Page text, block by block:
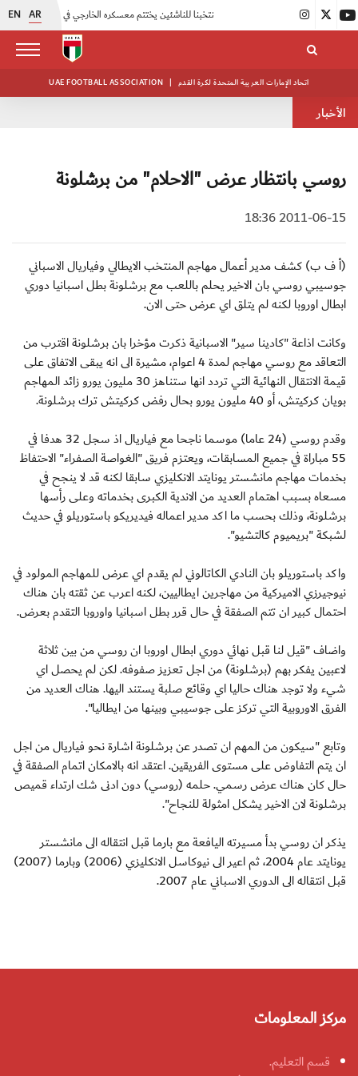
EN AR
اتحاد الكرة يُنظم ورشة عمل للمراقبين المعتمدين |
UAE FOOTBALL ASSOCIATION | اتحاد الإمارات العربية المتحدة لكرة القدم
الأخبار
روسي بانتظار عرض "الاحلام" من برشلونة
2011-06-15 18:36
(أ ف ب) كشف مدير أعمال مهاجم المنتخب الايطالي وفياريال الاسباني
جوسيبي روسي بان الاخير يحلم باللعب مع برشلونة بطل اسبانيا دوري
ابطال اوروبا لكنه لم يتلق اي عرض حتى الان.
وكانت اذاعة "كادينا سير" الاسبانية ذكرت مؤخرا بان برشلونة اقترب من
التعاقد مع روسي مهاجم لمدة 4 اعوام، مشيرة الى انه يبقى الاتفاق على
قيمة الانتقال النهائية التي تردد انها ستناهز 30 مليون يورو زائد المهاجم
بويان كركيتش، أو 40 مليون يورو بحال رفض كركيتش ترك برشلونة.
وقدم روسي (24 عاما) موسما ناجحا مع فياريال اذ سجل 32 هدفا في
55 مباراة في جميع المسابقات، ويعتزم فريق "الغواصة الصفراء" الاحتفاظ
بخدمات مهاجم مانشستر يونايتد الانكليزي سابقا لكنه قد لا ينجح في
مسعاه بسبب اهتمام العديد من الاندية الكبرى بخدماته وعلى رأسها
برشلونة، وذلك بحسب ما اكد مدير اعماله فيديريكو باستوريلو في حديث
لشبكة "بريميوم كالتشيو".
واكد باستوريلو بان النادي الكاتالوني لم يقدم اي عرض للمهاجم المولود في
نيوجيرزي الاميركية من مهاجرين ايطاليين، لكنه اعرب عن ثقته بان هناك
احتمال كبير ان تتم الصفقة في حال قرر بطل اسبانيا واوروبا التقدم بعرض.
واضاف "قيل لنا قبل نهائي دوري ابطال اوروبا ان روسي من بين ثلاثة
لاعبين يفكر بهم (برشلونة) من اجل تعزيز صفوفه. لكن لم يحصل اي
شيء ولا توجد هناك حاليا اي وقائع صلبة يستند اليها. هناك العديد من
الفرق الاوروبية التي تركز على جوسيبي وبينها من ايطاليا".
وتابع "سيكون من المهم ان تصدر عن برشلونة اشارة نحو فياريال من اجل
ان يتم التفاوض على مستوى الفريقين. اعتقد انه بالامكان اتمام الصفقة في
حال كان هناك عرض رسمي. حلمه (روسي) دون ادنى شك ارتداء قميص
برشلونة لان الاخير يشكل امثولة للنجاح".
يذكر ان روسي بدأ مسيرته اليافعة مع بارما قبل انتقاله الى مانشستر
يونايتد عام 2004، ثم اعير الى نيوكاسل الانكليزي (2006) وبارما (2007)
قبل انتقاله الى الدوري الاسباني عام 2007.
مركز المعلومات
قسم التعليم.